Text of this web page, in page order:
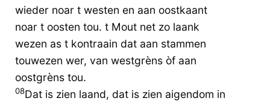
wieder noar t westen en aan oostkaant
noar t oosten tou. t Mout net zo laank
wezen as t kontraain dat aan stammen
touwezen wer, van westgrèns òf aan
oostgrèns tou.
08Dat is zien laand, dat is zien aigendom in